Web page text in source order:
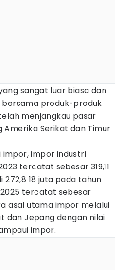
sangat luar biasa dan
produk-produk
menjangkau pasar
Serikat dan Timur
impor, impor industri
tercatat sebesar 319,11
272,8 18 juta pada tahun
tercatat sebesar
asal utama impor melalui
dan Jepang dengan nilai
impor.